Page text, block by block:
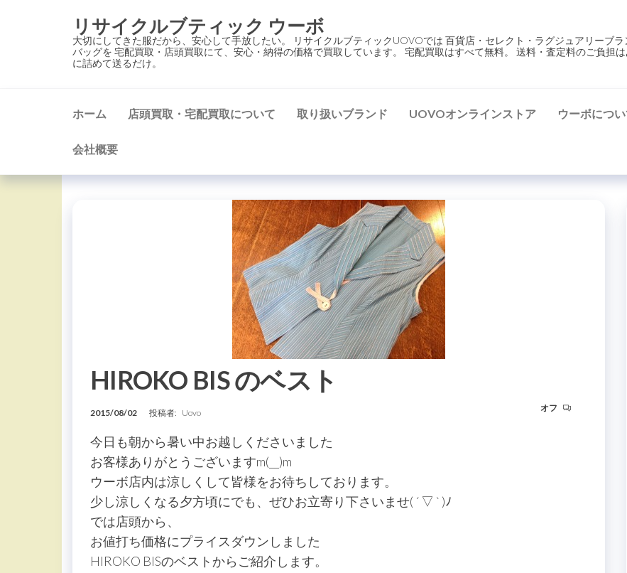
リサイクルブティック ウーボ
大切にしてきた服だから、安心して手放したい。 リサイクルブティックUOVOでは 百貨店・セレクト・ラグジュアリーブラ
バッグを 宅配買取・店頭買取にて、安心・納得の価格で買取しています。 宅配買取はすべて無料。 送料・査定料のご負担
に詰めて送るだけ。
ホーム 店頭買取・宅配買取について 取り扱いブランド UOVOオンラインストア ウーボにつ
会社概要
HIROKO BIS のベスト
2015/08/02 投稿者: Uovo オフ
今日も朝から暑い中お越しくださいました
お客様ありがとうございますm(__)m
ウーボ店内は涼しくして皆様をお待ちしております。
少し涼しくなる夕方頃にでも、ぜひお立寄り下さいませ( ´ ▽ ` )ﾉ
では店頭から、
お値打ち価格にプライスダウンしました
HIROKO BISのベストからご紹介します。